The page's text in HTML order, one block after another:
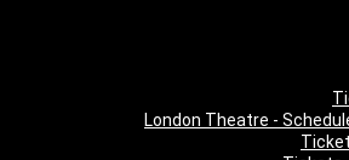
London Theatre -